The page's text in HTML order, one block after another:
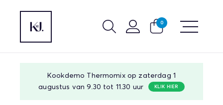
0
Kookdemo Thermomix op zaterdag 1
augustus van 9.30 tot 11.30 uur
KLIK HIER